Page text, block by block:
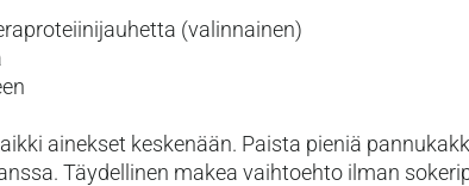
(valinnainen)
ainekset keskenään. Paista pieniä
Täydellinen makea vaihtoehto ilman